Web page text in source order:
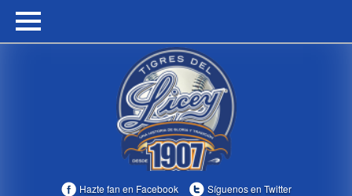
HOME
Hazte fan en Facebook
Síguenos en Twitter